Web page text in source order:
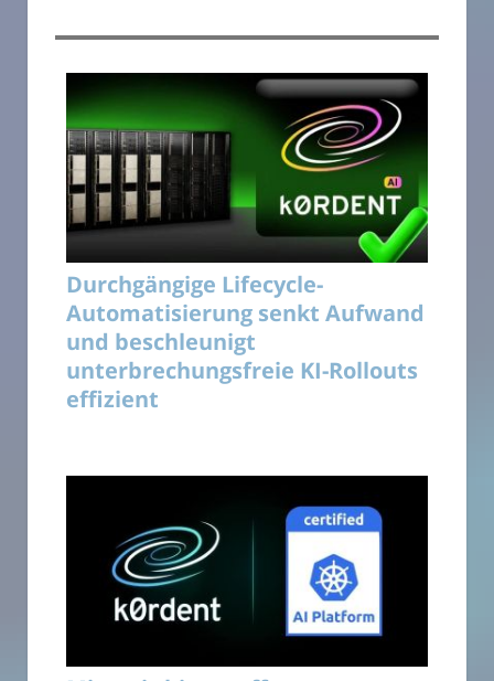
Durchgängige Lifecycle-
Automatisierung senkt Aufwand
und beschleunigt
unterbrechungsfreie KI-Rollouts
effizient